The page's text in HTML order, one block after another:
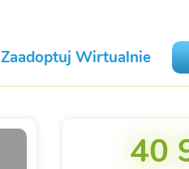
Zaadoptuj Wirtualnie
40